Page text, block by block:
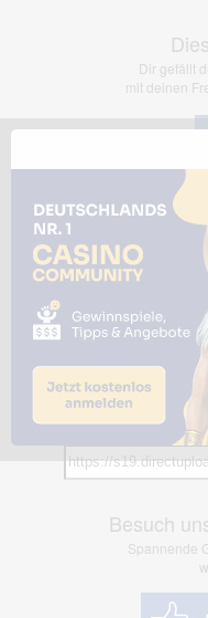
Dir gefällt
mit deinen
Besuch
Spannende